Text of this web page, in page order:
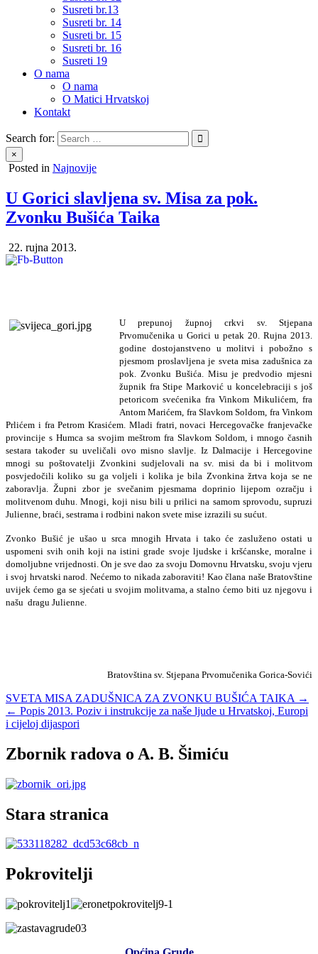
Susreti br.13
Susreti br. 14
Susreti br. 15
Susreti br. 16
Susreti 19
O nama
O nama
O Matici Hrvatskoj
Kontakt
Search for:
×
Posted in Najnovije
U Gorici slavljena sv. Misa za pok.
Zvonku Bušića Taika
22. rujna 2013.
U prepunoj župnoj crkvi sv. Stjepana
Prvomučenika u Gorici u petak 20. Rujna 2013.
godine dostojanstveno u molitvi i pobožno s
pjesmom proslavljena je sveta misa zadušnica za
pok. Zvonku Bušića. Misu je predvodio mjesni
župnik fra Stipe Marković u koncelebraciji s još
petoricom svećenika fra Vinkom Mikulićem, fra
Antom Marićem, fra Slavkom Soldom, fra Vinkom
Prlićem i fra Petrom Krasićem. Mladi fratri, novaci Hercegovačke franjevačke
provincije s Humca sa svojim meštrom fra Slavkom Soldom, i mnogo časnih
sestara također su uveličali ovo misno slavlje. Iz Dalmacije i Hercegovine
mnogi su poštovatelji Zvonkini sudjelovali na sv. misi da bi i molitvom
posvjedočili koliko su ga voljeli i kolika je bila Zvonkina žrtva koja se ne
zaboravlja. Župni zbor je svečanim pjesmama doprinio lijepom ozračju i
molitvenom duhu. Mnogi, koji nisu bili u prilici na samom sprovodu, supruzi
Julienne, braći, sestrama i rodbini nakon svete mise izrazili su sućut.
Zvonko Bušić je ušao u srca mnogih Hrvata i tako će zasluženo ostati u
uspomeni svih onih koji na istini grade svoje ljudske i kršćanske, moralne i
domoljubne vrijednosti. On je sve dao za svoju Domovnu Hrvatsku, svoju vjeru
i svoj hrvatski narod. Nećemo to nikada zaboraviti! Kao člana naše Bratovštine
uvijek ćemo ga se sjećati u svojim molitvama, a stalno ćemo biti uz njegovu i
našu dragu Julienne.
Bratovština sv. Stjepana Prvomučenika Gorica-Sovići
Navigacija
objava
SVETA MISA ZADUŠNICA ZA ZVONKU BUŠIĆA TAIKA →
← Popis 2013. Poziv i instrukcije za naše ljude u Hrvatskoj, Europi
i cijeloj dijaspori
Zbornik radova o A. B. Šimiću
Stara stranica
Pokrovitelji